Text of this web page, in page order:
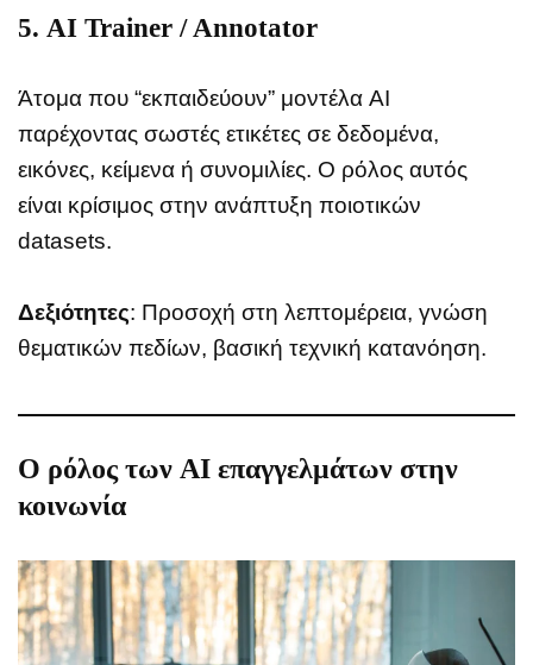
5. AI Trainer / Annotator
Άτομα που “εκπαιδεύουν” μοντέλα AI
παρέχοντας σωστές ετικέτες σε δεδομένα,
εικόνες, κείμενα ή συνομιλίες. Ο ρόλος αυτός
είναι κρίσιμος στην ανάπτυξη ποιοτικών
datasets.
Δεξιότητες: Προσοχή στη λεπτομέρεια, γνώση
θεματικών πεδίων, βασική τεχνική κατανόηση.
Ο ρόλος των AI επαγγελμάτων στην
κοινωνία